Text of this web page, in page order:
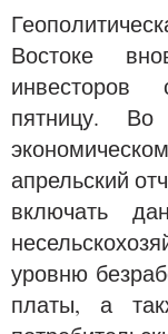
Востоке
инвесторов
пятницу.
апрельский
включать
уровню
платы, а